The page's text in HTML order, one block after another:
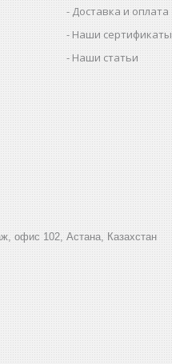
Доставка и оплата
Наши сертификаты
Наши статьи
офис 102, Астана, Казахстан